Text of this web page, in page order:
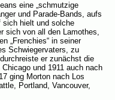
eine „schmutzige
und Parade-Bands, aufs
sich hielt und solche
sich von all den Lamothes,
„Frenchies“ in seiner
Schwiegervaters, zu
er zunächst die
und 1911 auch nach
ging Morton nach Los
Portland, Vancouver,